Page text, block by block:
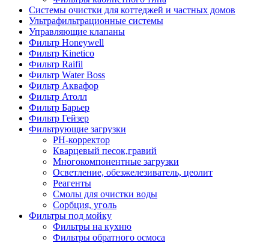
Системы очистки для коттеджей и частных домов
Ультрафильтрационные системы
Управляющие клапаны
Фильтр Honeywell
Фильтр Kinetico
Фильтр Raifil
Фильтр Water Boss
Фильтр Аквафор
Фильтр Атолл
Фильтр Барьер
Фильтр Гейзер
Фильтрующие загрузки
PH-корректор
Кварцевый песок,гравий
Многокомпонентные загрузки
Осветление, обезжелезиватель, цеолит
Реагенты
Смолы для очистки воды
Сорбция, уголь
Фильтры под мойку
Фильтры на кухню
Фильтры обратного осмоса